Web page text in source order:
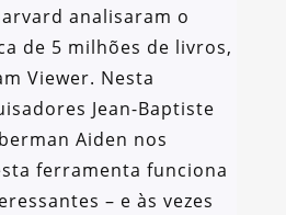
analisaram o
de 5 milhões de livros,
Viewer. Nesta
Jean-Baptiste
Aiden nos
ferramenta funciona
– e às vezes